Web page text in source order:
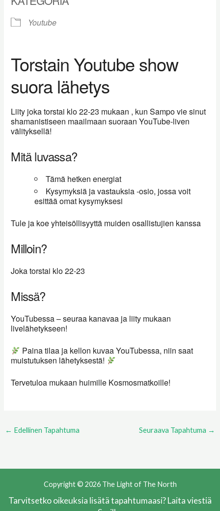
Youtube
Torstain Youtube show
suora lähetys
Liity joka torstai klo 22-23 mukaan , kun Sampo vie sinut
shamanistiseen maailmaan suoraan YouTube-liven
välityksellä!
Mitä luvassa?
Tämä hetken energiat
Kysymyksiä ja vastauksia -osio, jossa voit
esittää omat kysymyksesi
Tule ja koe yhteisöllisyyttä muiden osallistujien kanssa
Milloin?
Joka torstai klo 22-23
Missä?
YouTubessa – seuraa kanavaa ja liity mukaan
livelähetykseen!
Paina tilaa ja kellon kuvaa YouTubessa, niin saat
muistutuksen lähetyksestä!
Tervetuloa mukaan huimille Kosmosmatkoille!
← Edellinen Tapahtuma Seuraava Tapahtuma →
Copyright © 2026 The Light of The North
Tarvitsetko oikeuksia lisätä tapahtumaasi? Laita viestiä